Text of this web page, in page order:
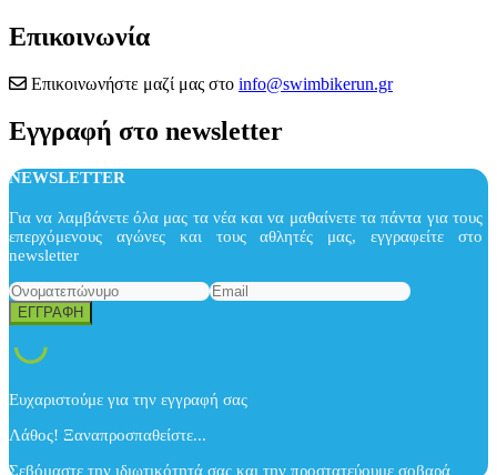
Επικοινωνία
Επικοινωνήστε μαζί μας στο info@swimbikerun.gr
Εγγραφή στο newsletter
NEWSLETTER
Για να λαμβάνετε όλα μας τα νέα και να μαθαίνετε τα πάντα για τους
επερχόμενους αγώνες και τους αθλητές μας, εγγραφείτε στο
newsletter
Ευχαριστούμε για την εγγραφή σας
Λάθος! Ξαναπροσπαθείστε...
Σεβόμαστε την ιδιωτικότητά σας και την προστατεύουμε σοβαρά